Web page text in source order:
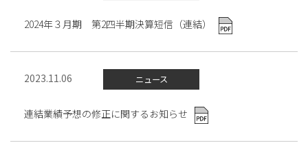
2024年３月期 第2四半期決算短信（連結）
2023.11.06 ニュース
連結業績予想の修正に関するお知らせ